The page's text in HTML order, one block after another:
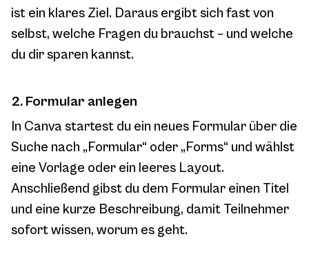
ist ein klares Ziel. Daraus ergibt sich fast von
selbst, welche Fragen du brauchst – und welche
du dir sparen kannst.
2. Formular anlegen
In Canva startest du ein neues Formular über die
Suche nach „Formular“ oder „Forms“ und wählst
eine Vorlage oder ein leeres Layout.
Anschließend gibst du dem Formular einen Titel
und eine kurze Beschreibung, damit Teilnehmer
sofort wissen, worum es geht.